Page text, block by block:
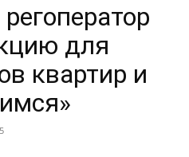
для
квартир и